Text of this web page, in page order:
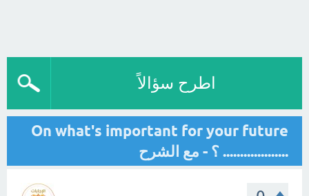
اطرح سؤالاً
On what's important for your future
................... ؟ - مع الشرح